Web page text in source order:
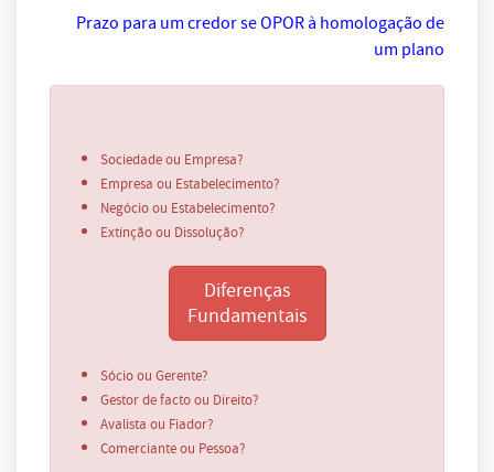
Prazo para um credor se OPOR à homologação de
um plano
Sociedade ou Empresa?
Empresa ou Estabelecimento?
Negócio ou Estabelecimento?
Extinção ou Dissolução?
Diferenças
Fundamentais
Sócio ou Gerente?
Gestor de facto ou Direito?
Avalista ou Fiador?
Comerciante ou Pessoa?